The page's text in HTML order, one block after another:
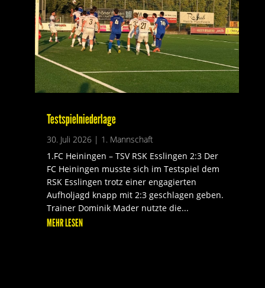
Testspielniederlage
30. Juli 2026| 1. Mannschaft
1.FC Heiningen – TSV RSK Esslingen 2:3 Der
FC Heiningen musste sich im Testspiel dem
RSK Esslingen trotz einer engagierten
Aufholjagd knapp mit 2:3 geschlagen geben.
Trainer Dominik Mader nutzte die...
MEHR LESEN